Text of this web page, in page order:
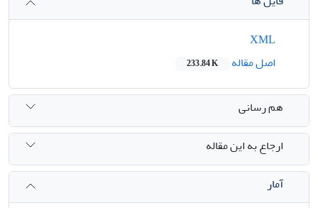
اصل مقاله
233.84 K
هم رسانی
ارجاع به این مقاله
آمار